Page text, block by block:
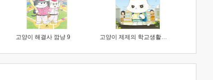
고양이 해결사 깜냥 9 고양이 제제의 학교생활 1 : 초등학생이 이렇게 힘들 줄이야